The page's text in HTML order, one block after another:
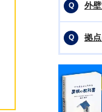
外
拠